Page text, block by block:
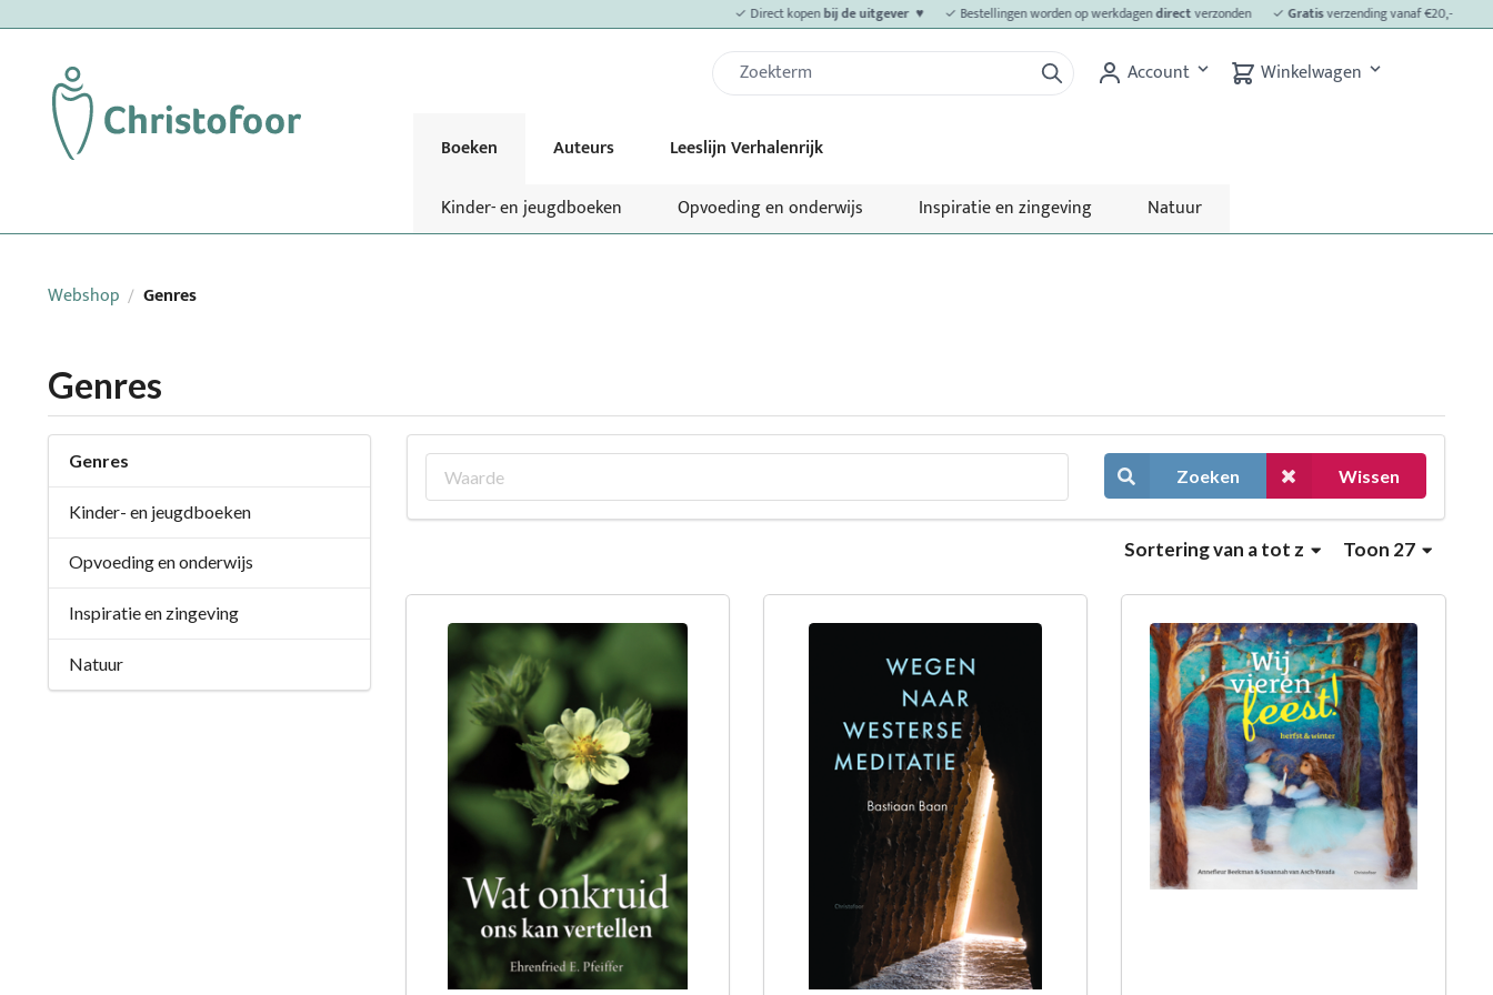
✓ Direct kopenbij de uitgever ♥ ✓ Bestellingen worden op werkdagendirectverzonden ✓Gratisverzending vanaf €20,-
Account Winkelwagen
Boeken Auteurs
Leeslijn Verhalenrijk
Kinder- en jeugdboeken
Opvoeding en onderwijs Inspiratie en zingeving Natuur
Webshop / Genres
Genres
Genres
Kinder- en jeugdboeken
Opvoeding en onderwijs
Inspiratie en zingeving
Natuur
Zoeken Wissen
Toon 27
Sorteringvan a tot z